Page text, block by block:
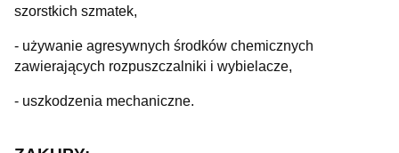
szorstkich szmatek,
- używanie agresywnych środków chemicznych
zawierających rozpuszczalniki i wybielacze,
- uszkodzenia mechaniczne.